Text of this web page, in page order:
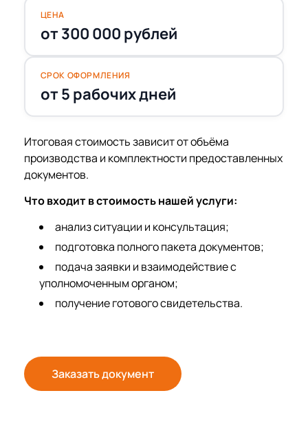
ЦЕНА
от 300 000 рублей
СРОК ОФОРМЛЕНИЯ
от 5 рабочих дней
Итоговая стоимость зависит от объёма
производства и комплектности предоставленных
документов.
Что входит в стоимость нашей услуги:
анализ ситуации и консультация;
подготовка полного пакета документов;
подача заявки и взаимодействие с
уполномоченным органом;
получение готового свидетельства.
Заказать документ